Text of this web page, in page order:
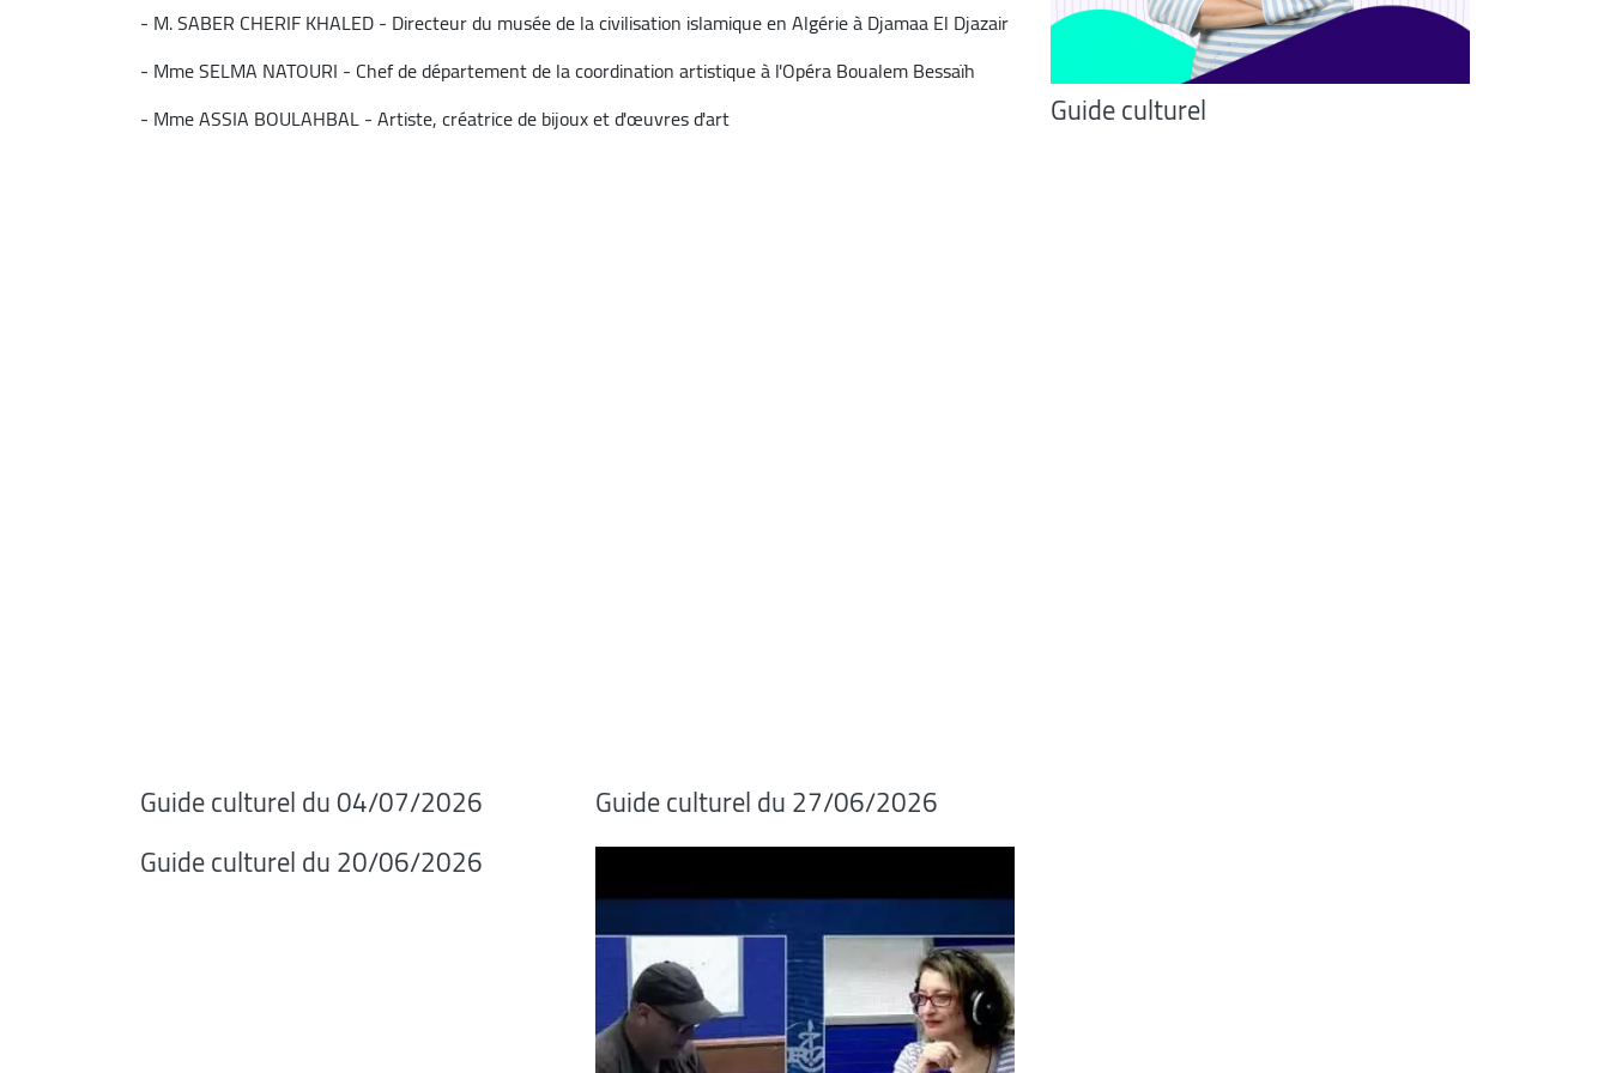
- M. SABER CHERIF KHALED - Directeur du musée de la civilisation islamique en Algérie à Djamaa El Djazair
- Mme SELMA NATOURI - Chef de département de la coordination artistique à l'Opéra Boualem Bessaïh
- Mme ASSIA BOULAHBAL - Artiste, créatrice de bijoux et d'œuvres d'art
Guide culturel du 04/07/2026
Guide culturel du 27/06/2026
Guide culturel du 20/06/2026
Guide culturel